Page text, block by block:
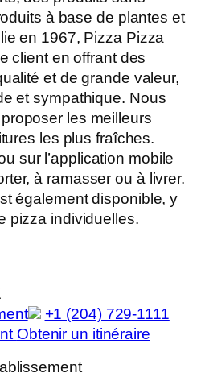
à base de plantes et
en 1967, Pizza Pizza
client en offrant des
et de grande valeur,
et sympathique. Nous
les meilleurs
les plus fraîches.
sur l’application mobile
à ramasser ou à livrer.
également disponible, y
pizza individuelles.
+1 (204) 729-1111
Obtenir un itinéraire